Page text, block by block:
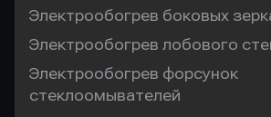
Электрообогрев боковых
Электрообогрев лобового
Электрообогрев форсунок
стеклоомывателей